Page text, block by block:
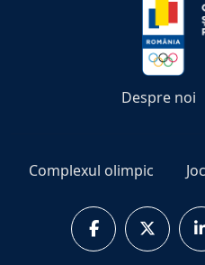
Despre noi
Complexul olimpic